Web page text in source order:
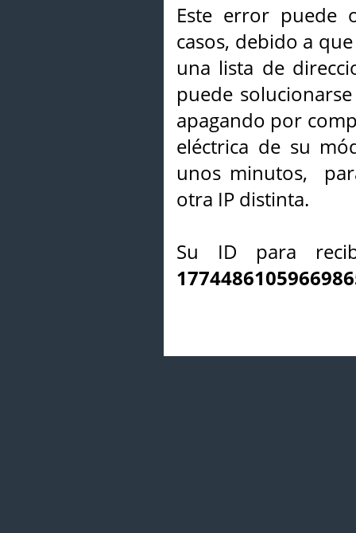
Este error puede
casos, debido a
una lista de
puede
apagando por
eléctrica de su
unos minutos,
otra IP distinta.
Su ID para